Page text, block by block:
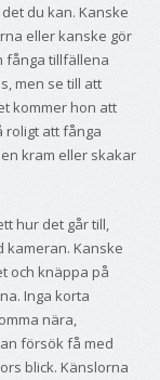
du kan. Kanske
eller kanske gör
fånga tillfällena
men se till att
kommer hon att
roligt att fånga
kram eller skakar
hur det går till,
kameran. Kanske
och knäppa på
Inga korta
nära,
försök få med
blick. Känslorna